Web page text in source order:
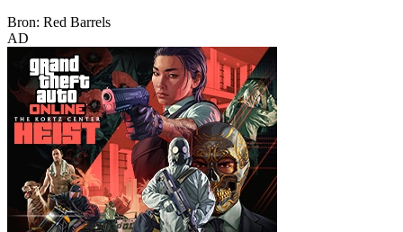
Bron: Red Barrels
AD